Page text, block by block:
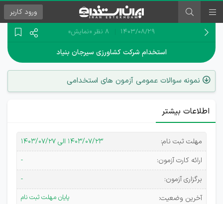
ورود کاربر
۱۴۰۳/۰۸/۲۹ 8 نظر «نمایش»
استخدام شرکت کشاورزی سیرجان بنیاد
نمونه سوالات عمومی آزمون های استخدامی
اطلاعات بیشتر
مهلت ثبت نام:
۱۴۰۳/۰۷/۲۳ الی ۱۴۰۳/۰۷/۲۷
ارائه کارت آزمون:
-
برگزاری آزمون:
-
آخرین وضعیت:
پایان مهلت ثبت نام
آگهی
استخدامی
شركت
كشاورزی